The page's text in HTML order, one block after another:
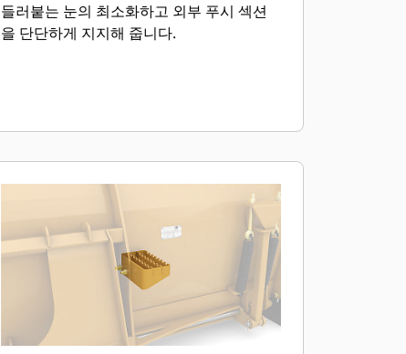
들러붙는 눈의 최소화하고 외부 푸시 섹션
을 단단하게 지지해 줍니다.